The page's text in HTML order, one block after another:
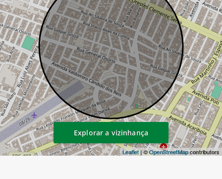
Leaflet| ©OpenStreetMapcontributors
Explorar a vizinhança